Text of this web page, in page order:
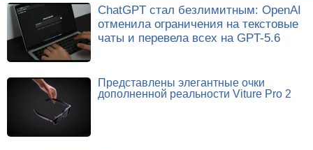
ChatGPT стал безлимитным: OpenAI
отменила ограничения на текстовые
чаты и перевела всех на GPT-5.6
Представлены элегантные очки
дополненной реальности Viture Pro 2